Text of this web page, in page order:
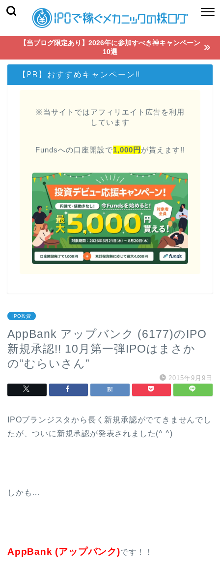
【当ブログ限定あり】2026年に参加すべき神キャンペーン
10選
【PR】おすすめキャンペーン!!
※当サイトではアフィリエイト広告を利用
しています
Fundsへの口座開設で1,000円 が貰えます!!
IPO投資
AppBank アップバンク (6177)のIPO
新規承認!! 10月第一弾IPOはまさか
の”むらいさん”
2015年9月9日
IPOブランジスタから長く新規承認がでてきませんでし
たが、ついに新規承認が発表されました(^ ^)
しかも…
AppBank (アップバンク)です！！